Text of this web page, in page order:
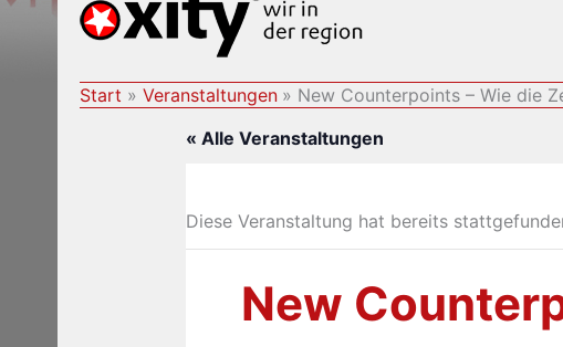
Start Veranstaltungen
New Counterpoints – Wie die
« Alle Veranstaltungen
Diese Veranstaltung hat bereits
New